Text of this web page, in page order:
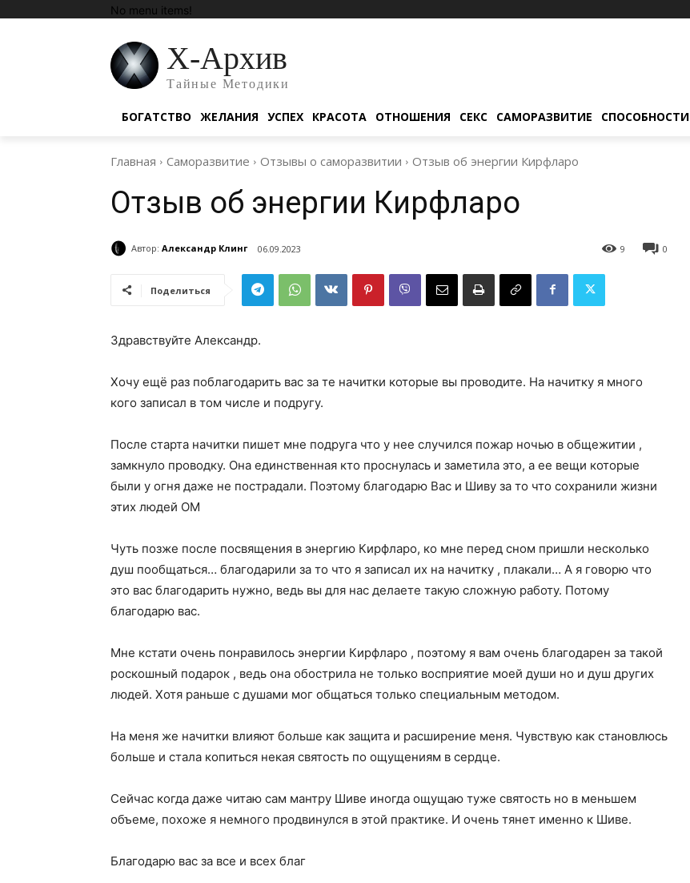
No menu items!
Х-Архив
Тайные Методики
БОГАТСТВО ЖЕЛАНИЯ УСПЕХ КРАСОТА ОТНОШЕНИЯ СЕКС САМОРАЗВИТИЕ СПОСОБНОСТИ
Главная Саморазвитие Отзывы о саморазвитии Отзыв об энергии Кирфларо
Отзыв об энергии Кирфларо
Автор: Александр Клинг 06.09.2023 0
9
Поделиться
Здравствуйте Александр.
Хочу ещё раз поблагодарить вас за те начитки которые вы проводите. На начитку я много
кого записал в том числе и подругу.
После старта начитки пишет мне подруга что у нее случился пожар ночью в общежитии ,
замкнуло проводку. Она единственная кто проснулась и заметила это, а ее вещи которые
были у огня даже не пострадали. Поэтому благодарю Вас и Шиву за то что сохранили жизни
этих людей ОМ
Чуть позже после посвящения в энергию Кирфларо, ко мне перед сном пришли несколько
душ пообщаться… благодарили за то что я записал их на начитку , плакали… А я говорю что
это вас благодарить нужно, ведь вы для нас делаете такую сложную работу. Потому
благодарю вас.
Мне кстати очень понравилось энергии Кирфларо , поэтому я вам очень благодарен за такой
роскошный подарок , ведь она обострила не только восприятие моей души но и душ других
людей. Хотя раньше с душами мог общаться только специальным методом.
На меня же начитки влияют больше как защита и расширение меня. Чувствую как становлюсь
больше и стала копиться некая святость по ощущениям в сердце.
Сейчас когда даже читаю сам мантру Шиве иногда ощущаю туже святость но в меньшем
объеме, похоже я немного продвинулся в этой практике. И очень тянет именно к Шиве.
Благодарю вас за все и всех благ